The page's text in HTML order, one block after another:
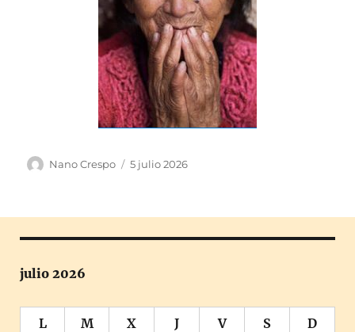
Autor
Nano Crespo
Publicado
5 julio 2026
julio 2026
L M X J V S D